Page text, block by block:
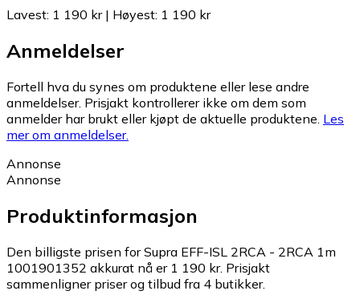
Lavest: 1 190 kr| Høyest: 1 190 kr
Anmeldelser
Fortell hva du synes om produktene eller lese andre
anmeldelser. Prisjakt kontrollerer ikke om dem som
anmelder har brukt eller kjøpt de aktuelle produktene. Les
mer om anmeldelser.
Annonse
Annonse
Produktinformasjon
Den billigste prisen for Supra EFF-ISL 2RCA - 2RCA 1m
1001901352 akkurat nå er 1 190 kr. Prisjakt
sammenligner priser og tilbud fra 4 butikker.